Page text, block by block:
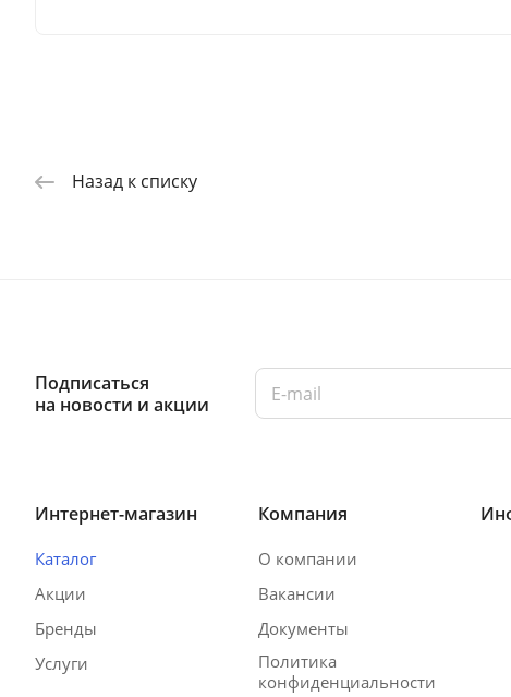
Назад к списку
Подписаться
на новости и акции
Интернет-магазин
Каталог
Акции
Бренды
Услуги
Компания
О компании
Вакансии
Документы
Политика
конфиденциальности